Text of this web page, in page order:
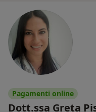
Pagamenti online
Dott.ssa Greta